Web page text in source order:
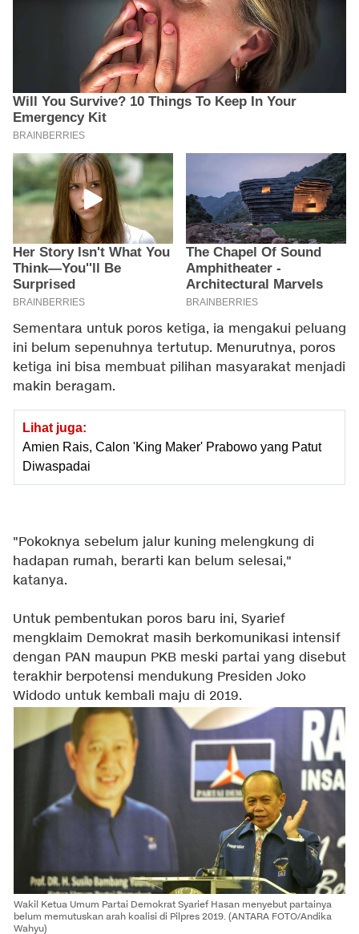
Sementara untuk poros ketiga, ia mengakui peluang
ini belum sepenuhnya tertutup. Menurutnya, poros
ketiga ini bisa membuat pilihan masyarakat menjadi
makin beragam.
Lihat juga:
Amien Rais, Calon 'King Maker' Prabowo yang Patut
Diwaspadai
"Pokoknya sebelum jalur kuning melengkung di
hadapan rumah, berarti kan belum selesai,"
katanya.
Untuk pembentukan poros baru ini, Syarief
mengklaim Demokrat masih berkomunikasi intensif
dengan PAN maupun PKB meski partai yang disebut
terakhir berpotensi mendukung Presiden Joko
Widodo untuk kembali maju di 2019.
Wakil Ketua Umum Partai Demokrat Syarief Hasan menyebut partainya
belum memutuskan arah koalisi di Pilpres 2019. (ANTARA FOTO/Andika
Wahyu)